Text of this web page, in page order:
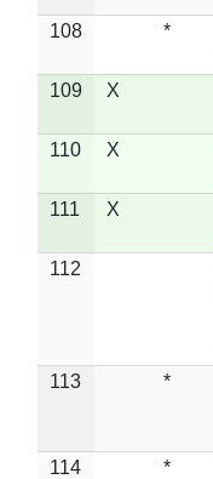
108 *
109 X
110 X
111 X
112
113 *
114 *